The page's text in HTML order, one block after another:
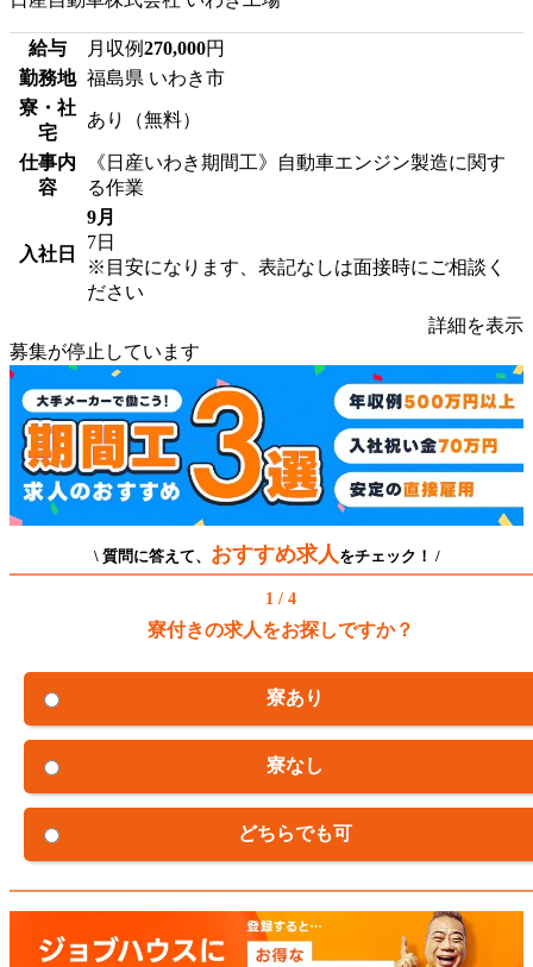
給与 月収例270,000円
勤務地 福島県 いわき市
寮・社
宅
あり（無料）
仕事内
容
《日産いわき期間工》自動車エンジン製造に関す
る作業
入社日
9月
7日
※目安になります、表記なしは面接時にご相談く
ださい
詳細を表示
募集が停止しています
\ 質問に答えて、 おすすめ求人 をチェック！ /
1 / 4
寮付きの求人をお探しですか？
寮あり
寮なし
どちらでも可